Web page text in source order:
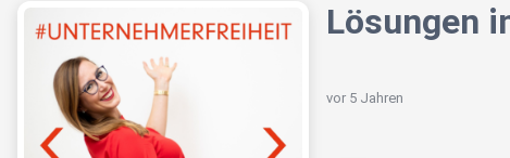
Lösungen
vor 5 Jahren